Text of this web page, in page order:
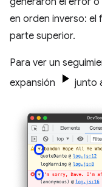
en orden inverso: el
parte superior.
Para ver un
expansión
junto